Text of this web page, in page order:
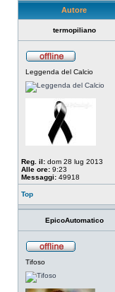
Autore
termopiliano
Leggenda del Calcio
Reg. il: dom 28 lug 2013
Alle ore: 9:23
Messaggi: 49918
Top
EpicoAutomatico
Tifoso